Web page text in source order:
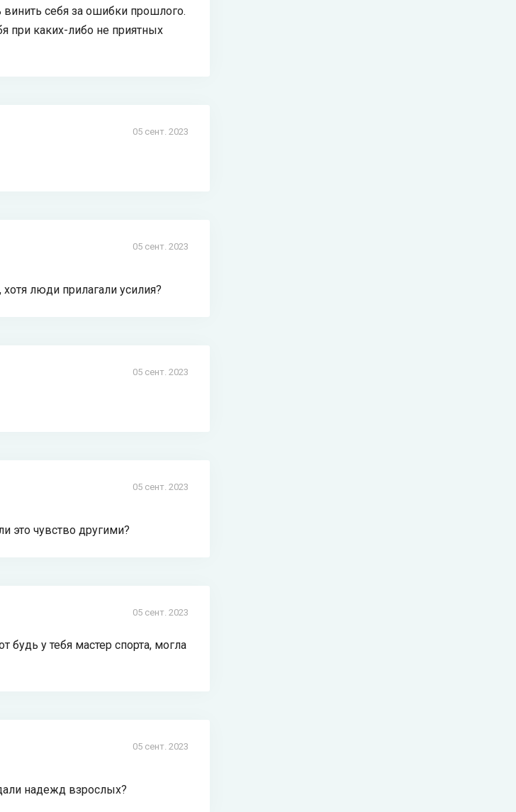
винить себя за ошибки прошлого.
при каких-либо не приятных
05 сент. 2023
05 сент. 2023
люди прилагали усилия?
05 сент. 2023
05 сент. 2023
это чувство другими?
05 сент. 2023
будь у тебя мастер спорта, могла
05 сент. 2023
надежд взрослых?